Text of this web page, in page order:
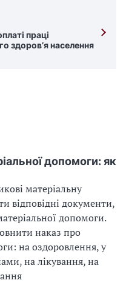
праці
здоров’я населення
допомоги: як
матеріальну
відповідні документи,
допомоги.
наказ про
на оздоровлення, у
на лікування, на